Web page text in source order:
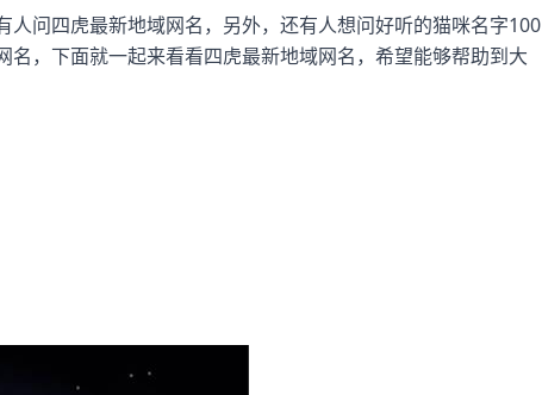
问四虎最新地域网名，另外，还有人想问好听的猫咪名字100
，下面就一起来看看四虎最新地域网名，希望能够帮助到大